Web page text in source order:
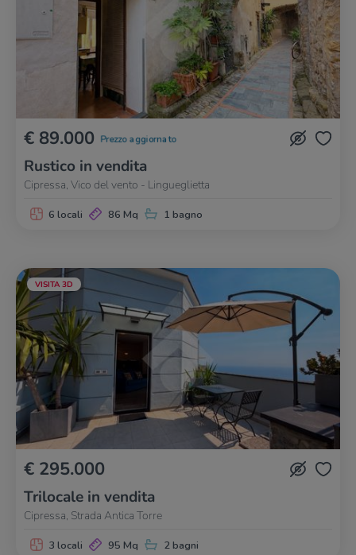
€ 89.000 Prezzo aggiornato
Rustico in vendita
Cipressa, Vico del vento - Lingueglietta
6 locali 86 Mq 1 bagno
VISITA 3D
€ 295.000
Trilocale in vendita
Cipressa, Strada Antica Torre
3 locali 95 Mq 2 bagni